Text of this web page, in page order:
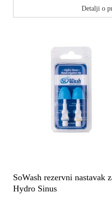
Detalji o
SoWash rezervni nastavak
Hydro Sinus